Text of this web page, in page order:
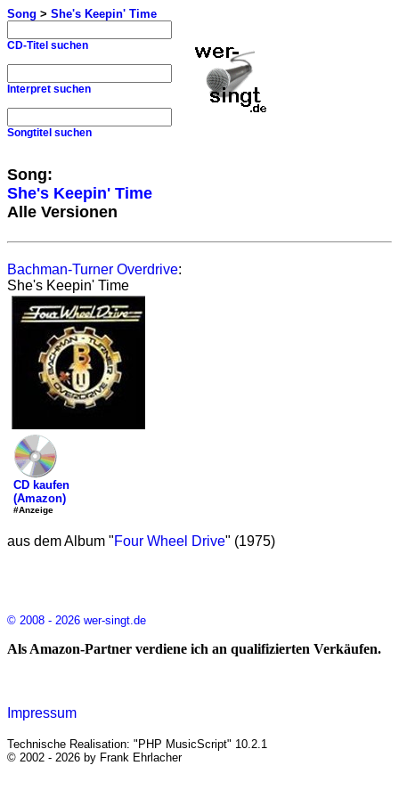
Song > She's Keepin' Time
CD-Titel suchen
Interpret suchen
Songtitel suchen
Song:
She's Keepin' Time
Alle Versionen
Bachman-Turner Overdrive:
She's Keepin' Time
CD kaufen
(Amazon)
#Anzeige
aus dem Album "Four Wheel Drive" (1975)
© 2008 - 2026 wer-singt.de
Als Amazon-Partner verdiene ich an qualifizierten Verkäufen.
Impressum
Technische Realisation: "PHP MusicScript" 10.2.1
© 2002 - 2026 by Frank Ehrlacher